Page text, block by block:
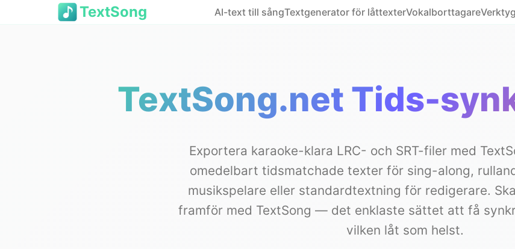
TextSong AI-text till sångTextgenerator för låttexterVokalborttagareVerktyg
TextSong.net Tids-
Exportera karaoke-klara LRC- och SRT-filer med
omedelbart tidsmatchade texter för sing-along,
musikspelare eller standardtextning för redigerare.
framför med TextSong — det enklaste sättet att få
vilken låt som helst.